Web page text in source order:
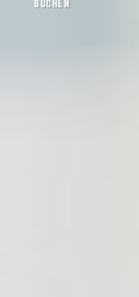
Kreuth Weissach
BUCHEN